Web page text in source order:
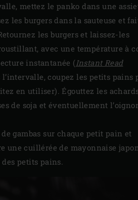
mettez le panko dans une
les burgers dans la sauteuse et
les burgers et laissez-les
avec une température à
instantanée (Instant Read
coupez les petits pains
en utiliser). Égouttez les
de soja et éventuellement
gambas sur chaque petit pain et
une cuillérée de mayonnaise
petits pains.